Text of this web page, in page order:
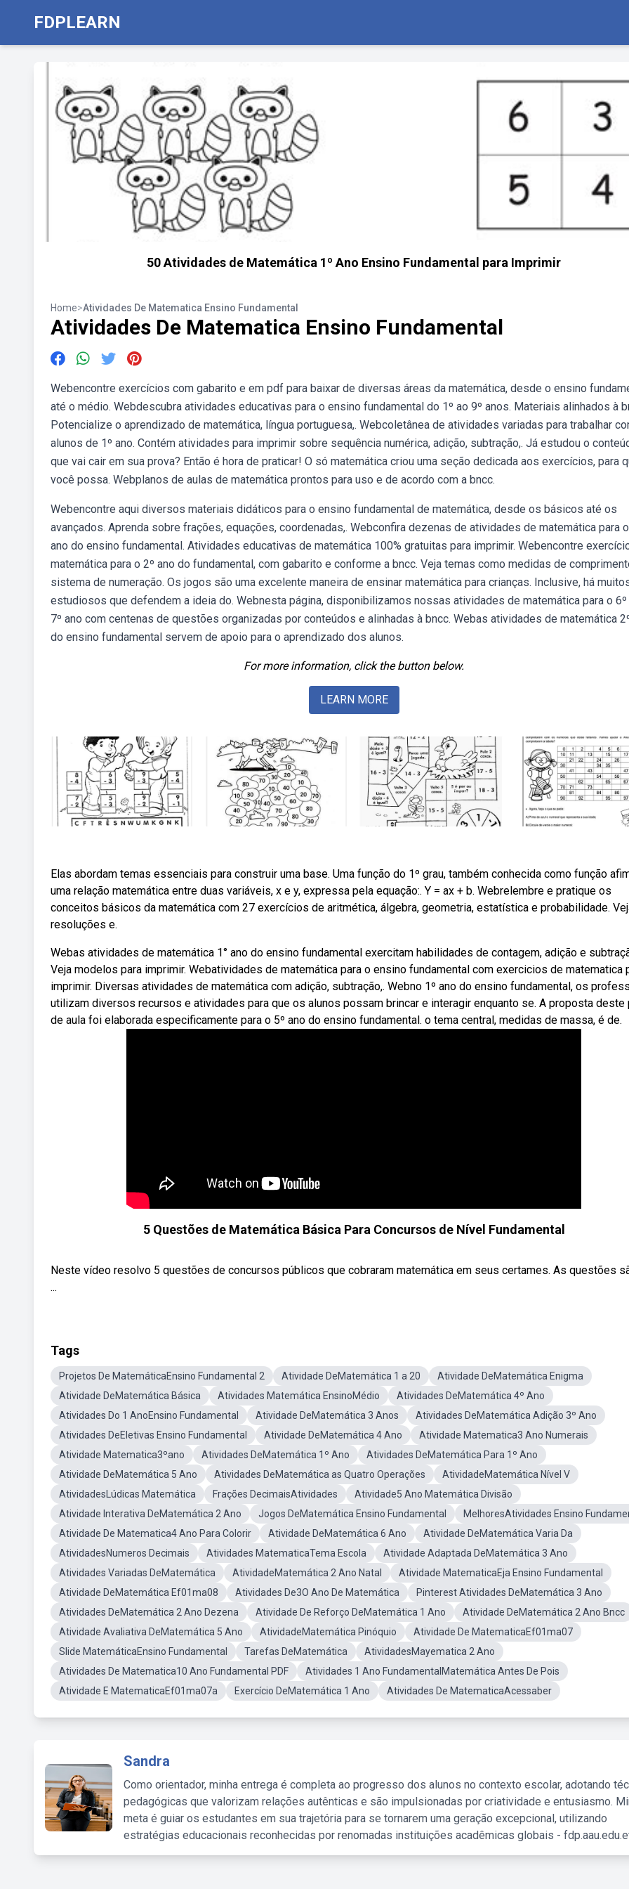
FDPLEARN
50 Atividades de Matemática 1º Ano Ensino Fundamental para Imprimir
Home>Atividades De Matematica Ensino Fundamental
Atividades De Matematica Ensino Fundamental
Webencontre exercícios com gabarito e em pdf para baixar de diversas áreas da matemática, desde o ensino
até o médio. Webdescubra atividades educativas para o ensino fundamental do 1º ao 9º anos. Materiais alinhados à
Potencialize o aprendizado de matemática, língua portuguesa,. Webcoletânea de atividades variadas para trabalhar
alunos de 1º ano. Contém atividades para imprimir sobre sequência numérica, adição, subtração,. Já estudou o
que vai cair em sua prova? Então é hora de praticar! O só matemática criou uma seção dedicada aos exercícios, para
você possa. Webplanos de aulas de matemática prontos para uso e de acordo com a bncc.
Webencontre aqui diversos materiais didáticos para o ensino fundamental de matemática, desde os básicos até os
avançados. Aprenda sobre frações, equações, coordenadas,. Webconfira dezenas de atividades de matemática para
ano do ensino fundamental. Atividades educativas de matemática 100% gratuitas para imprimir. Webencontre
matemática para o 2º ano do fundamental, com gabarito e conforme a bncc. Veja temas como medidas de
sistema de numeração. Os jogos são uma excelente maneira de ensinar matemática para crianças. Inclusive, há
estudiosos que defendem a ideia do. Webnesta página, disponibilizamos nossas atividades de matemática para o 6º
7º ano com centenas de questões organizadas por conteúdos e alinhadas à bncc. Webas atividades de matemática
do ensino fundamental servem de apoio para o aprendizado dos alunos.
For more information, click the button below.
LEARN MORE
Elas abordam temas essenciais para construir uma base. Uma função do 1º grau, também conhecida como função
uma relação matemática entre duas variáveis, x e y, expressa pela equação:. Y = ax + b. Webrelembre e pratique os
conceitos básicos da matemática com 27 exercícios de aritmética, álgebra, geometria, estatística e probabilidade.
resoluções e.
Webas atividades de matemática 1° ano do ensino fundamental exercitam habilidades de contagem, adição e
Veja modelos para imprimir. Webatividades de matemática para o ensino fundamental com exercicios de matematica
imprimir. Diversas atividades de matemática com adição, subtração,. Webno 1º ano do ensino fundamental, os
utilizam diversos recursos e atividades para que os alunos possam brincar e interagir enquanto se. A proposta deste
de aula foi elaborada especificamente para o 5º ano do ensino fundamental. o tema central, medidas de massa, é de.
5 Questões de Matemática Básica Para Concursos de Nível Fundamental
Neste vídeo resolvo 5 questões de concursos públicos que cobraram matemática em seus certames. As questões
...
Tags
Projetos De MatemáticaEnsino Fundamental 2 Atividade DeMatemática 1 a 20
Atividade DeMatemática Enigma
Atividade DeMatemática Básica
Atividades Matemática EnsinoMédio
Atividades DeMatemática 4º Ano
Atividades Do 1 AnoEnsino Fundamental
Atividade DeMatemática 3 Anos
Atividades DeMatemática Adição 3º Ano
Atividades DeEletivas Ensino Fundamental
Atividade DeMatemática 4 Ano
Atividade Matematica3 Ano Numerais
Atividade Matematica3ºano
Atividades DeMatemática 1º Ano
Atividades DeMatemática Para 1º Ano
Atividade DeMatemática 5 Ano
Atividades DeMatemática as Quatro Operações
AtividadeMatemática Nível V
AtividadesLúdicas Matemática
Frações DecimaisAtividades
Atividade5 Ano Matemática Divisão
Atividade Interativa DeMatemática 2 Ano
Jogos DeMatemática Ensino Fundamental
MelhoresAtividades Ensino
Atividade De Matematica4 Ano Para Colorir
Atividade DeMatemática 6 Ano
Atividade DeMatemática Varia Da
AtividadesNumeros Decimais
Atividades MatematicaTema Escola
Atividade Adaptada DeMatemática 3 Ano
Atividades Variadas DeMatemática
AtividadeMatemática 2 Ano Natal
Atividade MatematicaEja Ensino Fundamental
Atividade DeMatemática Ef01ma08
Atividades De3O Ano De Matemática
Pinterest Atividades DeMatemática 3 Ano
Atividades DeMatemática 2 Ano Dezena
Atividade De Reforço DeMatemática 1 Ano
Atividade DeMatemática 2 Ano Bncc
Atividade Avaliativa DeMatemática 5 Ano
AtividadeMatemática Pinóquio
Atividade De MatematicaEf01ma07
Slide MatemáticaEnsino Fundamental
Tarefas DeMatemática
AtividadesMayematica 2 Ano
Atividades De Matematica10 Ano Fundamental PDF
Atividades 1 Ano FundamentalMatemática Antes De Pois
Atividade E MatematicaEf01ma07a
Exercício DeMatemática 1 Ano Atividades De MatematicaAcessaber
Sandra
Como orientador, minha entrega é completa ao progresso dos alunos no contexto escolar, adotando
pedagógicas que valorizam relações autênticas e são impulsionadas por criatividade e entusiasmo.
meta é guiar os estudantes em sua trajetória para se tornarem uma geração excepcional, utilizando
estratégias educacionais reconhecidas por renomadas instituições acadêmicas globais -